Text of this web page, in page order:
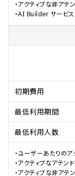
・アクティブな非アテ
・AI Builder サービ
初期費用
最低利用期間
最低利用人数
・ユーザーあたりの
・アクティブなアテン
・アクティブな非アテ